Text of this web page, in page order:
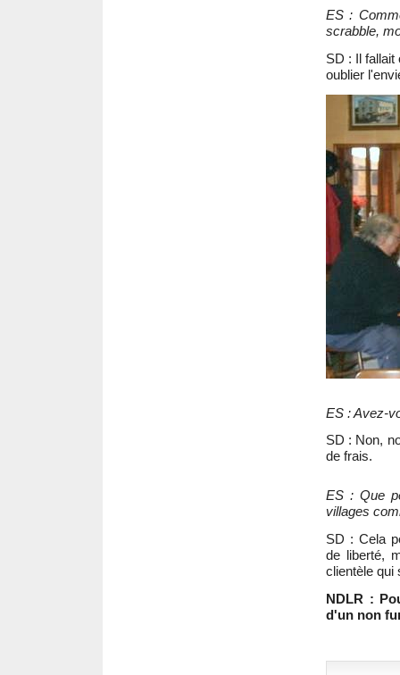
ES :
scrabble,
SD : Il
oublier
ES : Avez-
SD : Non,
de frais.
ES : Que
villages
SD : Cela
de liberté,
clientèle qui
NDLR :
d'un non